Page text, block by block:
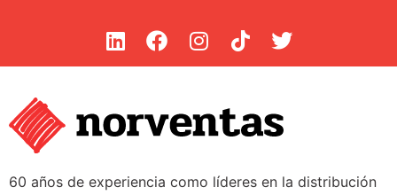
60 años de experiencia como líderes en la distribución